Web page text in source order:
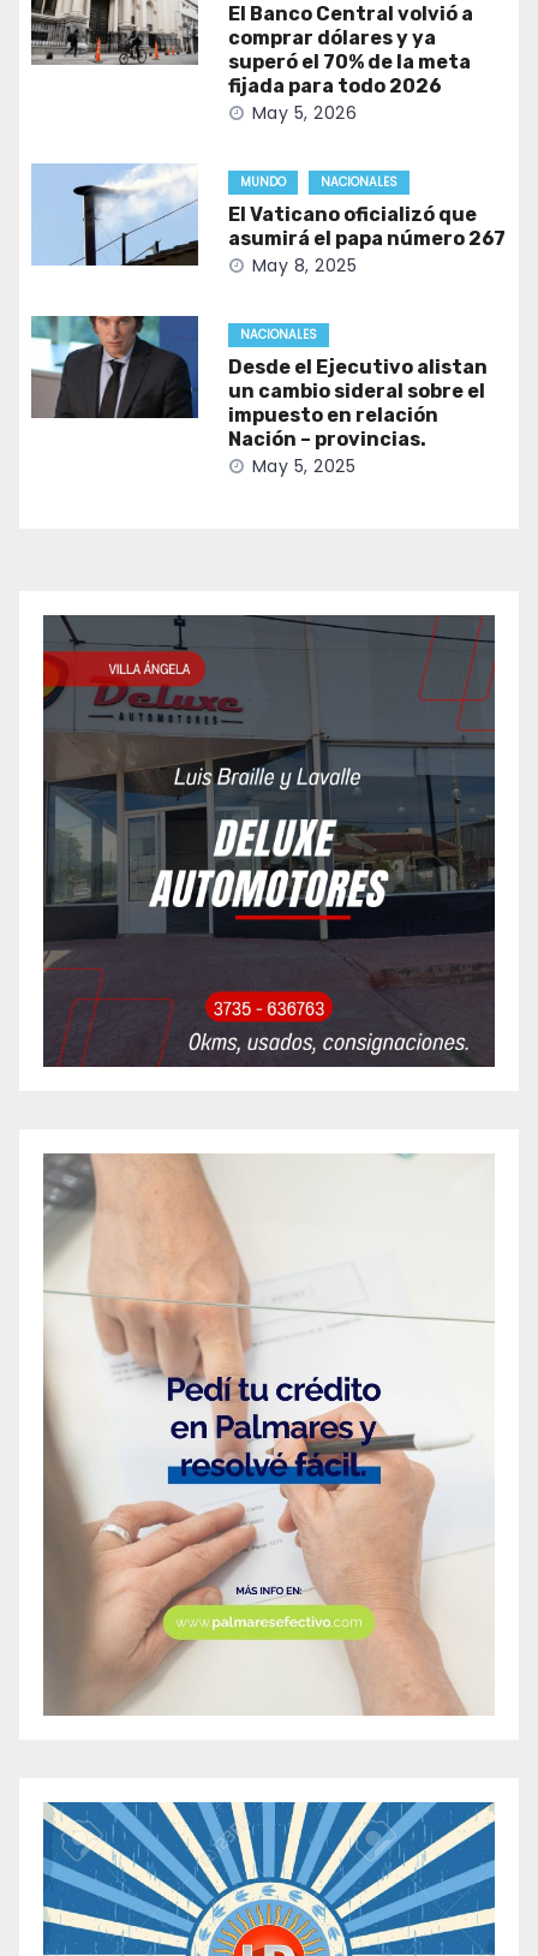
El Banco Central volvió a
comprar dólares y ya
superó el 70% de la meta
fijada para todo 2026
May 5, 2026
MUNDO NACIONALES
El Vaticano oficializó que
asumirá el papa número 267
May 8, 2025
NACIONALES
Desde el Ejecutivo alistan
un cambio sideral sobre el
impuesto en relación
Nación – provincias.
May 5, 2025